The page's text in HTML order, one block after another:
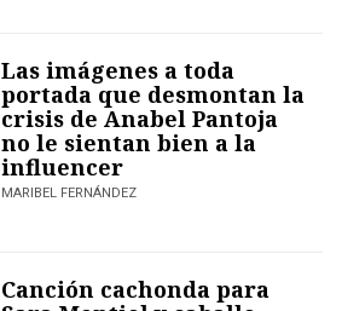
Las imágenes a toda
portada que desmontan la
crisis de Anabel Pantoja
no le sientan bien a la
influencer
MARIBEL FERNÁNDEZ
Canción cachonda para